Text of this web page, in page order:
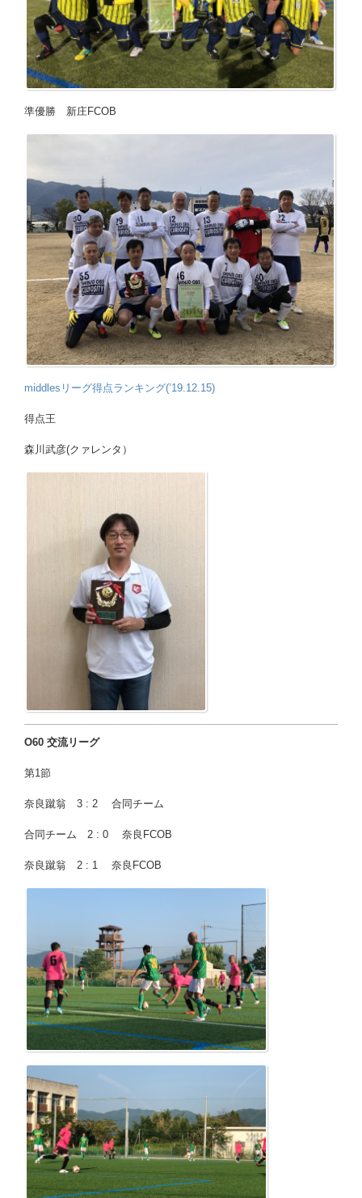
準優勝 新庄FCOB
middlesリーグ得点ランキング(’19.12.15)
得点王
森川武彦(クァレンタ）
O60 交流リーグ
第1節
奈良蹴翁 3 : 2 合同チーム
合同チーム 2 : 0 奈良FCOB
奈良蹴翁 2 : 1 奈良FCOB